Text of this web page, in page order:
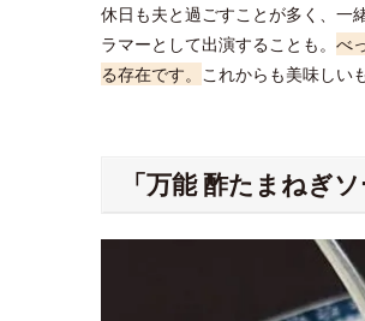
休日も夫と過ごすことが多く、一
ラマーとして出演することも。 べ
る存在です。
これからも美味しい
「万能 酢たまねぎ